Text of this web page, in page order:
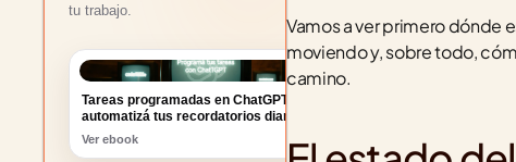
tu trabajo.
Tareas programadas en ChatGPT:
automatizá tus recordatorios diarios
Ver ebook
Vamos a ver primero dónde
moviendo y, sobre todo,
camino.